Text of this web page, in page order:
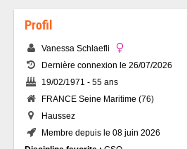
Profil
Vanessa Schlaefli
Dernière connexion le 26/07/2026
19/02/1971 - 55 ans
FRANCE Seine Maritime (76)
Haussez
Membre depuis le 08 juin 2026